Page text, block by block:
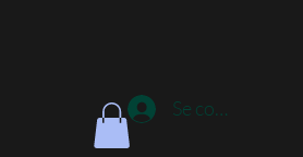
Se connecter